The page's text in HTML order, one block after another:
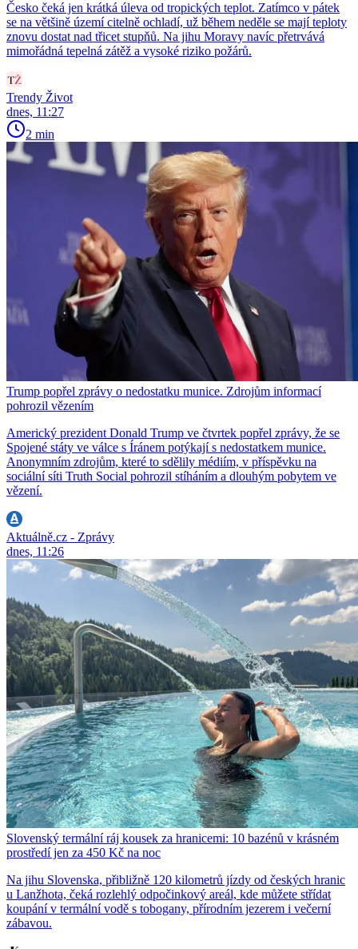
Česko čeká jen krátká úleva od tropických teplot. Zatímco v pátek
se na většině území citelně ochladí, už během neděle se mají teploty
znovu dostat nad třicet stupňů. Na jihu Moravy navíc přetrvává
mimořádná tepelná zátěž a vysoké riziko požárů.
Trendy Život
dnes, 11:27
2 min
Trump popřel zprávy o nedostatku munice. Zdrojům informací
pohrozil vězením
Americký prezident Donald Trump ve čtvrtek popřel zprávy, že se
Spojené státy ve válce s Íránem potýkají s nedostatkem munice.
Anonymním zdrojům, které to sdělily médiím, v příspěvku na
sociální síti Truth Social pohrozil stíháním a dlouhým pobytem ve
vězení.
Aktuálně.cz - Zprávy
dnes, 11:26
Slovenský termální ráj kousek za hranicemi: 10 bazénů v krásném
prostředí jen za 450 Kč na noc
Na jihu Slovenska, přibližně 120 kilometrů jízdy od českých hranic
u Lanžhota, čeká rozlehlý odpočinkový areál, kde můžete střídat
koupání v termální vodě s tobogany, přírodním jezerem i večerní
zábavou.